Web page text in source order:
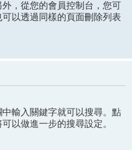
，從您的會員控制台，您可
以透過同樣的頁面刪除列表
輸入關鍵字就可以搜尋。點
以做進一步的搜尋設定。